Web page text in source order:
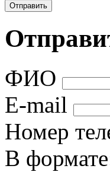
ФИО
E-mail
Номер
В